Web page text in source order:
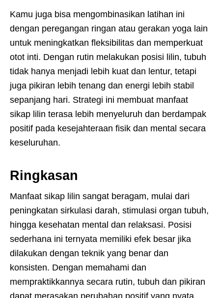
Kamu juga bisa mengombinasikan latihan ini
dengan peregangan ringan atau gerakan yoga lain
untuk meningkatkan fleksibilitas dan memperkuat
otot inti. Dengan rutin melakukan posisi lilin, tubuh
tidak hanya menjadi lebih kuat dan lentur, tetapi
juga pikiran lebih tenang dan energi lebih stabil
sepanjang hari. Strategi ini membuat manfaat
sikap lilin terasa lebih menyeluruh dan berdampak
positif pada kesejahteraan fisik dan mental secara
keseluruhan.
Ringkasan
Manfaat sikap lilin sangat beragam, mulai dari
peningkatan sirkulasi darah, stimulasi organ tubuh,
hingga kesehatan mental dan relaksasi. Posisi
sederhana ini ternyata memiliki efek besar jika
dilakukan dengan teknik yang benar dan
konsisten. Dengan memahami dan
mempraktikkannya secara rutin, tubuh dan pikiran